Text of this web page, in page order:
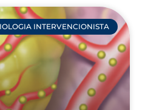
INTERVENCIONISTA